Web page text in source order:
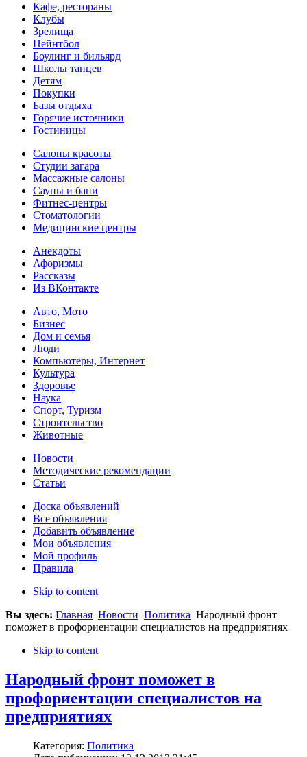
Кафе, рестораны
Клубы
Зрелища
Пейнтбол
Боулинг и бильярд
Школы танцев
Детям
Покупки
Базы отдыха
Горячие источники
Гостиницы
Салоны красоты
Студии загара
Массажные салоны
Сауны и бани
Фитнес-центры
Стоматологии
Медицинские центры
Анекдоты
Афоризмы
Рассказы
Из ВКонтакте
Авто, Мото
Бизнес
Дом и семья
Люди
Компьютеры, Интернет
Культура
Здоровье
Наука
Спорт, Туризм
Строительство
Животные
Новости
Методические рекомендации
Статьи
Доска объявлений
Все объявления
Добавить объявление
Мои объявления
Мой профиль
Правила
Skip to content
Вы здесь: Главная Новости Политика Народный фронт
поможет в профориентации специалистов на предприятиях
Skip to content
Народный фронт поможет в
профориентации специалистов на
предприятиях
Категория: Политика